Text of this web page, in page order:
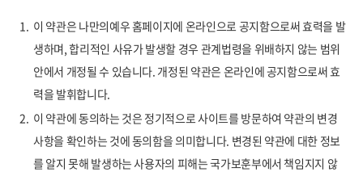
1. 이 약관은 나만의예우 홈페이지에 온라인으로 공지함으로써 효력을 발
생하며, 합리적인 사유가 발생할 경우 관계법령을 위배하지 않는 범위
안에서 개정될 수 있습니다. 개정된 약관은 온라인에 공지함으로써 효
력을 발휘합니다.
2. 이 약관에 동의하는 것은 정기적으로 사이트를 방문하여 약관의 변경
사항을 확인하는 것에 동의함을 의미합니다. 변경된 약관에 대한 정보
를 알지 못해 발생하는 사용자의 피해는 국가보훈부에서 책임지지 않